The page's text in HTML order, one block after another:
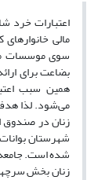
اعتبارات خرد
مالی
سوی موسسات
بضاعت برای
همین سبب
می‌شود. لذا
زنان در صندوق
شهرستان
شده است. جامعه